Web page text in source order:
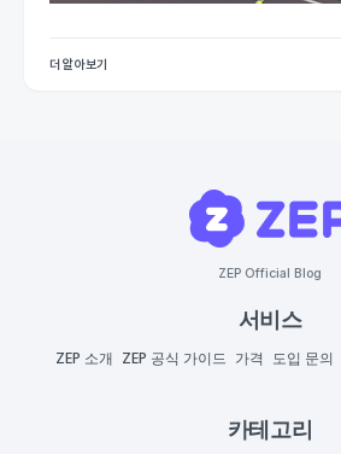
더 알아보기
ZEP Official Blog
서비스
ZEP 소개 ZEP 공식 가이드 가격 도입 문의
카테고리